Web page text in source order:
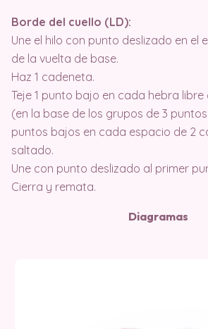
Borde del cuello (LD):
Une el hilo con punto deslizado en el
de la vuelta de base.
Haz 1 cadeneta.
Teje 1 punto bajo en cada hebra
(en la base de los grupos de 3
puntos bajos en cada espacio de 2
saltado.
Une con punto deslizado al primer
Cierra y remata.
Diagramas